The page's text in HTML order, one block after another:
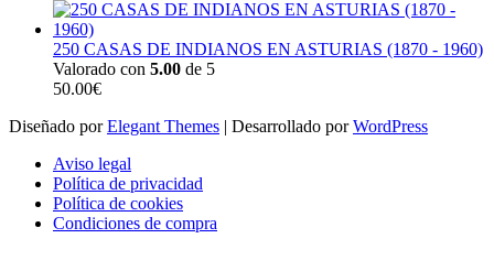
250 CASAS DE INDIANOS EN ASTURIAS (1870 - 1960)
Valorado con 5.00 de 5
50.00€
Diseñado porElegant Themes | Desarrollado porWordPress
Aviso legal
Política de privacidad
Política de cookies
Condiciones de compra